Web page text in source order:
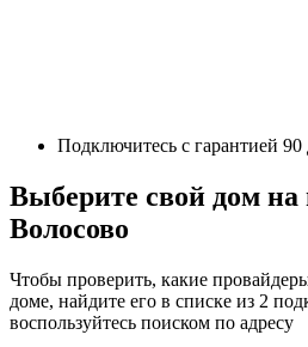
Подключитесь с гарантией 90
Выберите свой дом на
Волосово
Чтобы проверить, какие
доме, найдите его в списке из 2
воспользуйтесь поиском по адресу